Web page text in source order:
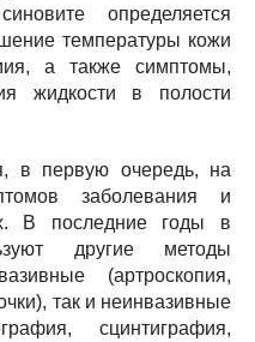
определяется
температуры кожи
а также симптомы,
жидкости в полости
в первую очередь, на
заболевания и
В последние годы в
другие методы
(артроскопия,
так и неинвазивные
сцинтиграфия,